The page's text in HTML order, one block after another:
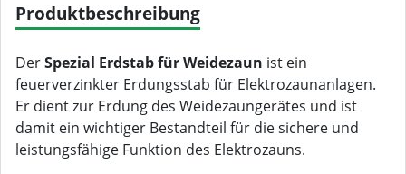
Produktbeschreibung
DerSpezial Erdstab für Weidezaun ist ein
feuerverzinkter Erdungsstab für Elektrozaunanlagen.
Er dient zur Erdung des Weidezaungerätes und ist
damit ein wichtiger Bestandteil für die sichere und
leistungsfähige Funktion des Elektrozauns.